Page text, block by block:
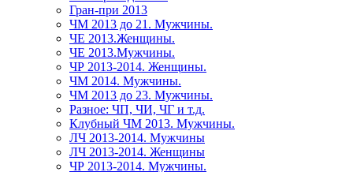
Гран-при 2013
ЧМ 2013 до 21. Мужчины.
ЧЕ 2013.Женщины.
ЧЕ 2013.Мужчины.
ЧР 2013-2014. Женщины.
ЧМ 2014. Мужчины.
ЧМ 2013 до 23. Мужчины.
Разное: ЧП, ЧИ, ЧГ и т.д.
Клубный ЧМ 2013. Мужчины.
ЛЧ 2013-2014. Мужчины
ЛЧ 2013-2014. Женщины
ЧР 2013-2014. Мужчины.